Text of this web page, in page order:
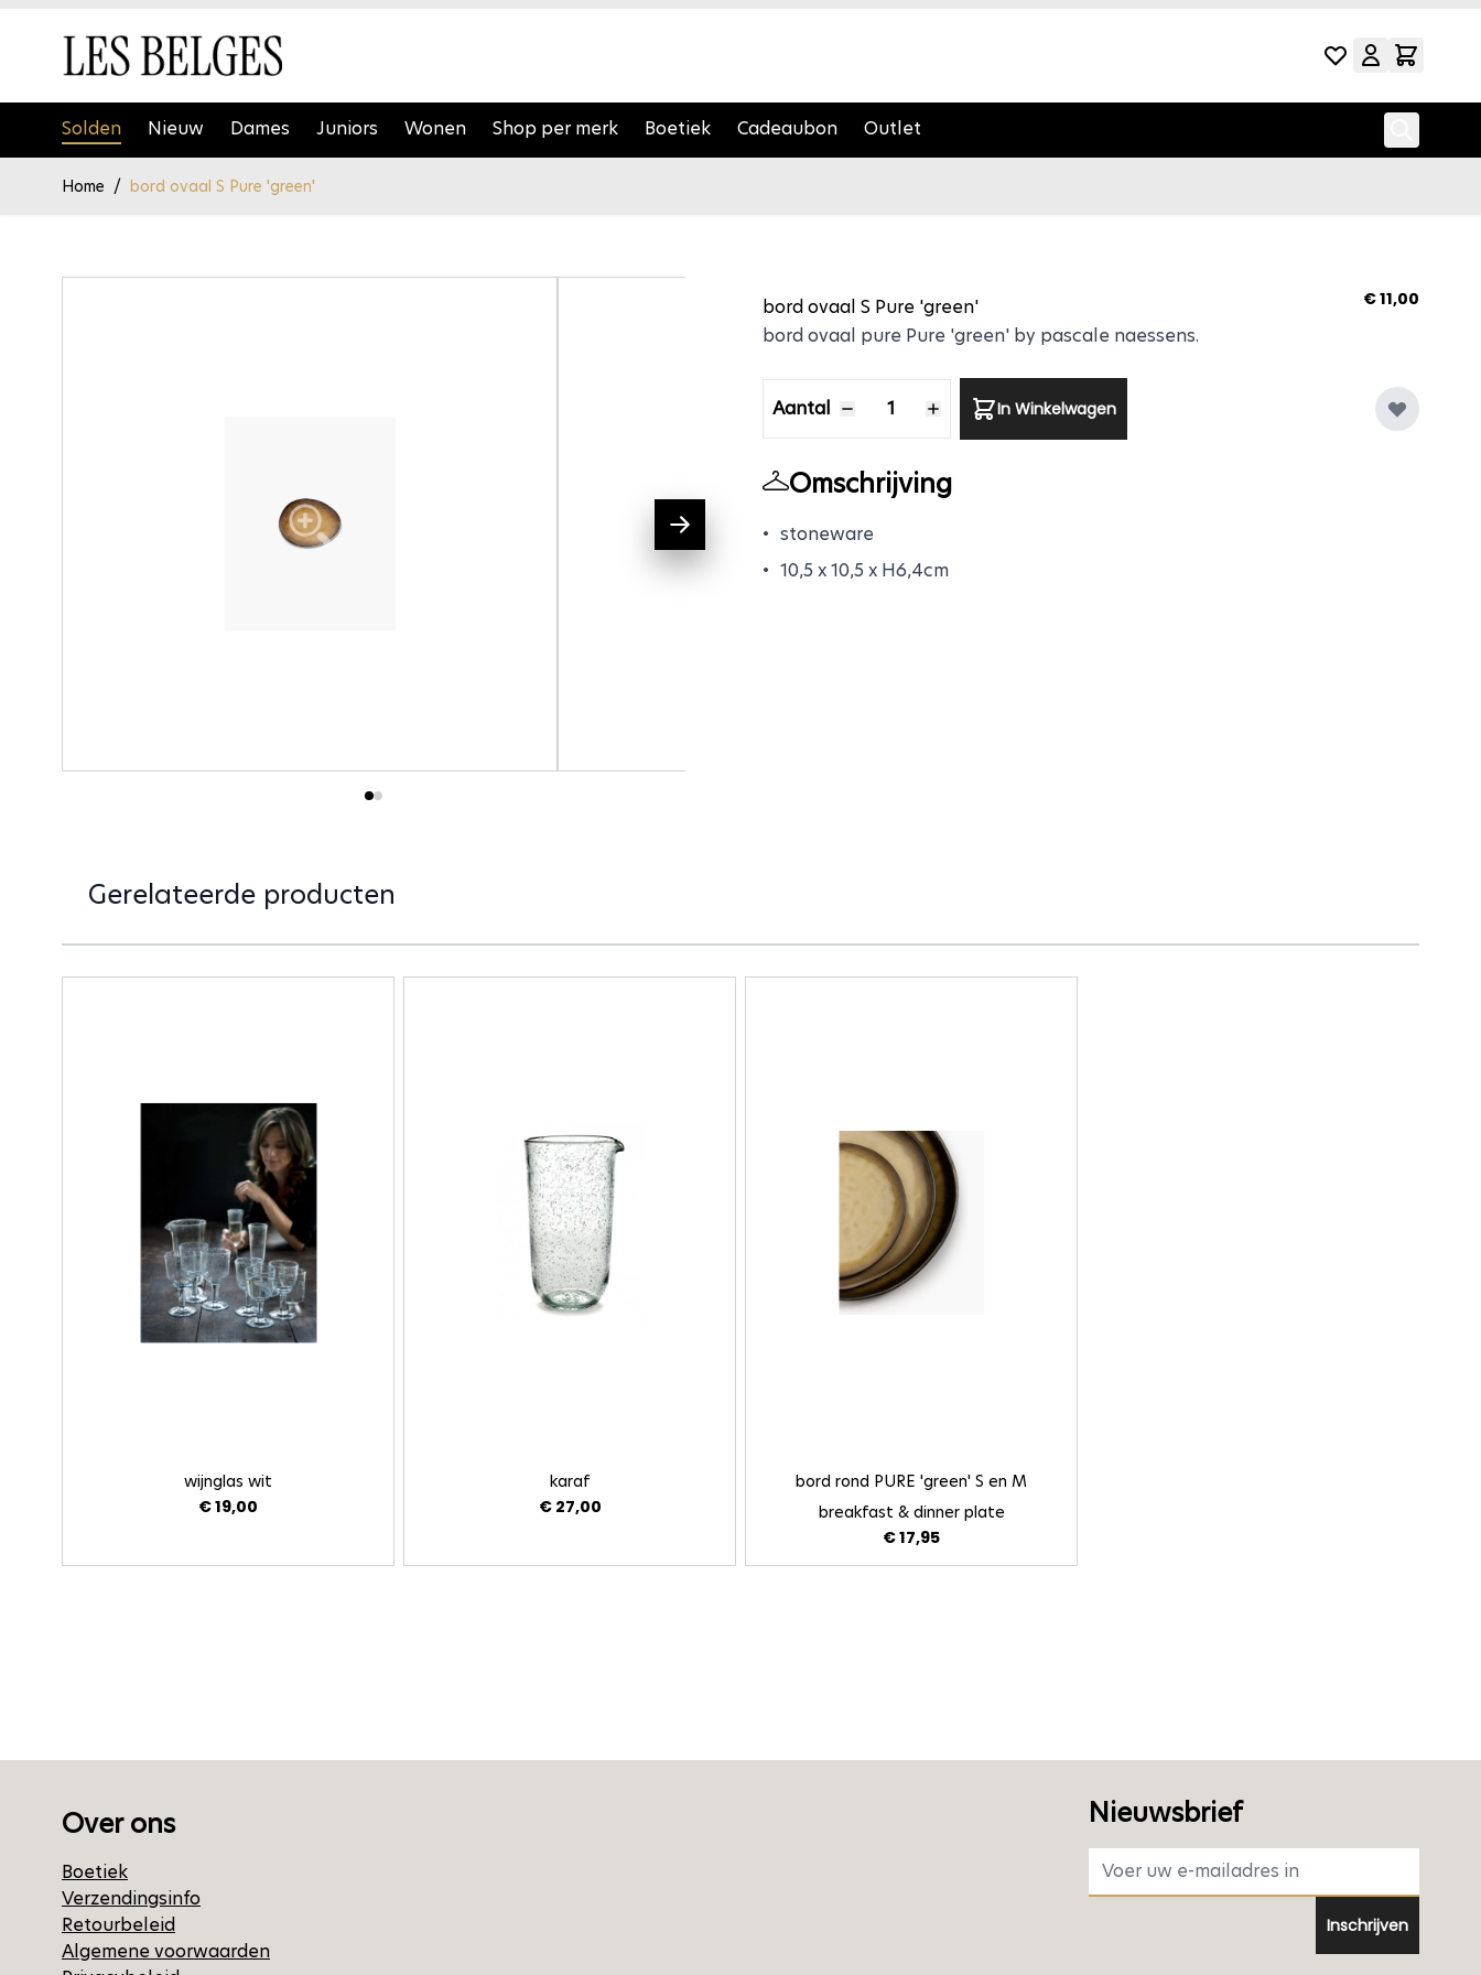
Solden Nieuw Dames Juniors Wonen Shop per merk Boetiek Cadeaubon Outlet
Home / bord ovaal S Pure 'green'
bord ovaal S Pure 'green'
bord ovaal S Pure 'green' € 11,00
bord ovaal pure Pure 'green' by pascale naessens.
Aantal In Winkelwagen
Omschrijving
stoneware
10,5 x 10,5 x H6,4cm
Gerelateerde producten
Druk om carrousel over te slaan
wijnglas wit
€ 19,00
karaf
€ 27,00
bord rond PURE 'green' S en M
breakfast & dinner plate
€ 17,95
Over ons
Boetiek
Verzendingsinfo
Retourbeleid
Algemene voorwaarden
Nieuwsbrief
E-mail adres
Inschrijven